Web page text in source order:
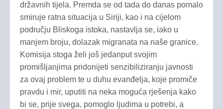
državnih tijela. Premda se od tada do danas pomalo
smiruje ratna situacija u Siriji, kao i na cijelom
području Bliskoga istoka, nastavlja se, iako u
manjem broju, dolazak migranata na naše granice.
Komisija stoga želi još jedanput svojim
promišljanjima pridonijeti senzibiliziranju javnosti
za ovaj problem te u duhu evanđelja, koje promiče
pravdu i mir, uputiti na neka moguća rješenja kako
bi se, prije svega, pomoglo ljudima u potrebi, a